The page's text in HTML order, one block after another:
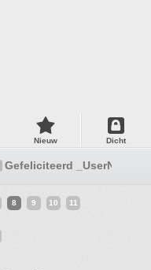
Nieuw Dicht
Gefeliciteerd _UserName_
8 9 10 11